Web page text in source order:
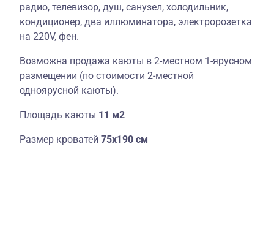
радио, телевизор, душ, санузел, холодильник,
кондиционер, два иллюминатора, электророзетка
на 220V, фен.
Возможна продажа каюты в 2-местном 1-ярусном
размещении (по стоимости 2-местной
одноярусной каюты).
Площадь каюты 11 м2
Размер кроватей 75х190 см